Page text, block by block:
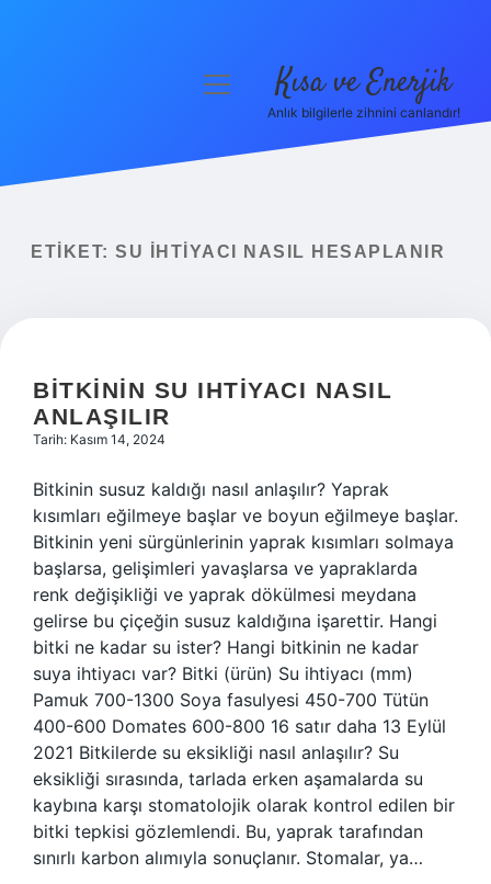
Yasal Uyarı
menüyü
Kısa ve Enerjik
Anlık bilgilerle zihnini canlandır!
ETIKET: SU IHTIYACI NASIL HESAPLANIR
BITKININ SU IHTIYACI NASIL
ANLAŞILIR
Tarih: Kasım 14, 2024
Bitkinin susuz kaldığı nasıl anlaşılır? Yaprak
kısımları eğilmeye başlar ve boyun eğilmeye başlar.
Bitkinin yeni sürgünlerinin yaprak kısımları solmaya
başlarsa, gelişimleri yavaşlarsa ve yapraklarda
renk değişikliği ve yaprak dökülmesi meydana
gelirse bu çiçeğin susuz kaldığına işarettir. Hangi
bitki ne kadar su ister? Hangi bitkinin ne kadar
suya ihtiyacı var? Bitki (ürün) Su ihtiyacı (mm)
Pamuk 700-1300 Soya fasulyesi 450-700 Tütün
400-600 Domates 600-800 16 satır daha 13 Eylül
2021 Bitkilerde su eksikliği nasıl anlaşılır? Su
eksikliği sırasında, tarlada erken aşamalarda su
kaybına karşı stomatolojik olarak kontrol edilen bir
bitki tepkisi gözlemlendi. Bu, yaprak tarafından
sınırlı karbon alımıyla sonuçlanır. Stomalar, ya…